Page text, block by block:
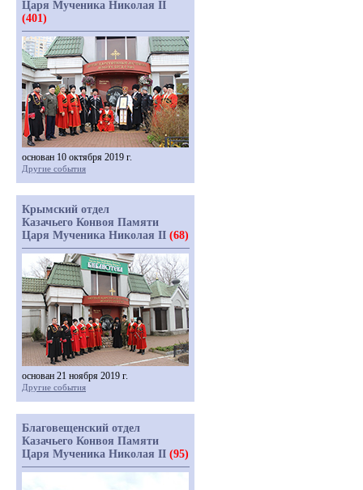
Царя Мученика Николая II
(401)
основан 10 октября 2019 г.
Другие события
Крымский отдел
Казачьего Конвоя Памяти
Царя Мученика Николая II (68)
основан 21 ноября 2019 г.
Другие события
Благовещенский отдел
Казачьего Конвоя Памяти
Царя Мученика Николая II (95)